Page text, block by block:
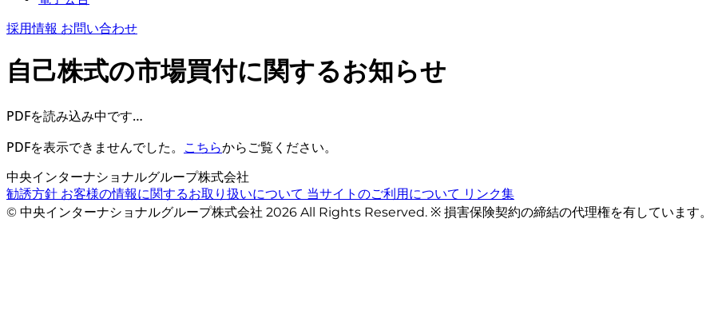
採用情報 お問い合わせ
自己株式の市場買付に関するお知らせ
PDFを読み込み中です…
PDFを表示できませんでした。 こちらからご覧ください。
中央インターナショナルグループ株式会社
勧誘方針 お客様の情報に関するお取り扱いについて 当サイトのご利用について リンク集
© 中央インターナショナルグループ株式会社 2026 All Rights Reserved. ※ 損害保険契約の締結の代理権を有しています。